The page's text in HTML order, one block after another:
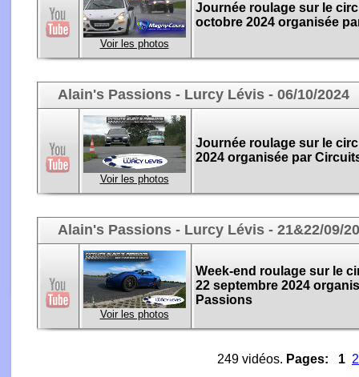
Voir les photos
Journée roulage sur le
octobre 2024 organisée
Alain's Passions - Lurcy Lévis - 06/10/2024
Voir les photos
Journée roulage sur le
2024 organisée par
Alain's Passions - Lurcy Lévis - 21&22/09/
Voir les photos
Week-end roulage sur le
22 septembre 2024
Passions
249 vidéos. Pages: 1 2